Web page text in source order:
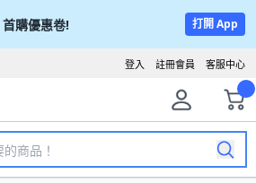
首購優惠卷! 打開 App
客服中心
註冊會員
登入